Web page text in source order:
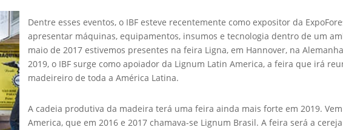
Dentre esses eventos, o IBF esteve recentemente como expositor da
apresentar máquinas, equipamentos, insumos e tecnologia dentro de um
maio de 2017 estivemos presentes na feira Ligna, em Hannover, na
2019, o IBF surge como apoiador da Lignum Latin America, a feira que irá
madeireiro de toda a América Latina.
A cadeia produtiva da madeira terá uma feira ainda mais forte em 2019.
America, que em 2016 e 2017 chamava-se Lignum Brasil. A feira será a